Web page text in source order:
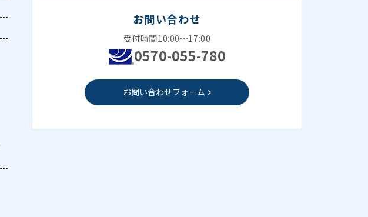
お問い合わせ
受付時間10:00～17:00
0570-055-780
お問い合わせフォーム